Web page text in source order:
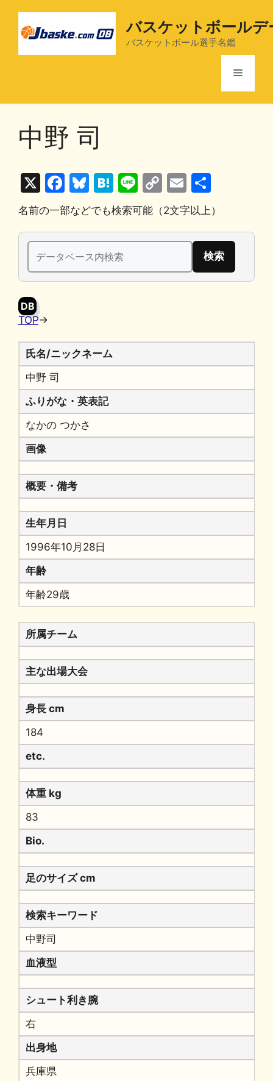
バスケットボールデ
バスケットボール選手名鑑
メ
中野 司
X
F
a
c
e
b
o
Bl
u
e
s
k
y
H
at
e
n
a
Li
n
e
C
o
p
y
n
E
m
ai
l
有
名前の一部などでも検索可能（2文字以上）
検
索:
DB
TOP→
氏名/ニックネーム
中野 司
ふりがな・英表記
なかの つかさ
画像
概要・備考
生年月日
1996年10月28日
年齢
年齢29歳
所属チーム
主な出場大会
身長 cm
184
etc.
体重 kg
83
Bio.
足のサイズ cm
検索キーワード
中野司
血液型
シュート利き腕
右
出身地
兵庫県